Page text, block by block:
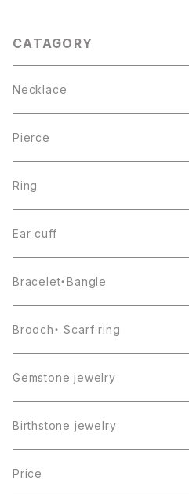
CATAGORY
Necklace
Pierce
Ring
Ear cuff
Bracelet・Bangle
Brooch・ Scarf ring
Gemstone jewelry
Birthstone jewelry
１月・ガーネット
Price